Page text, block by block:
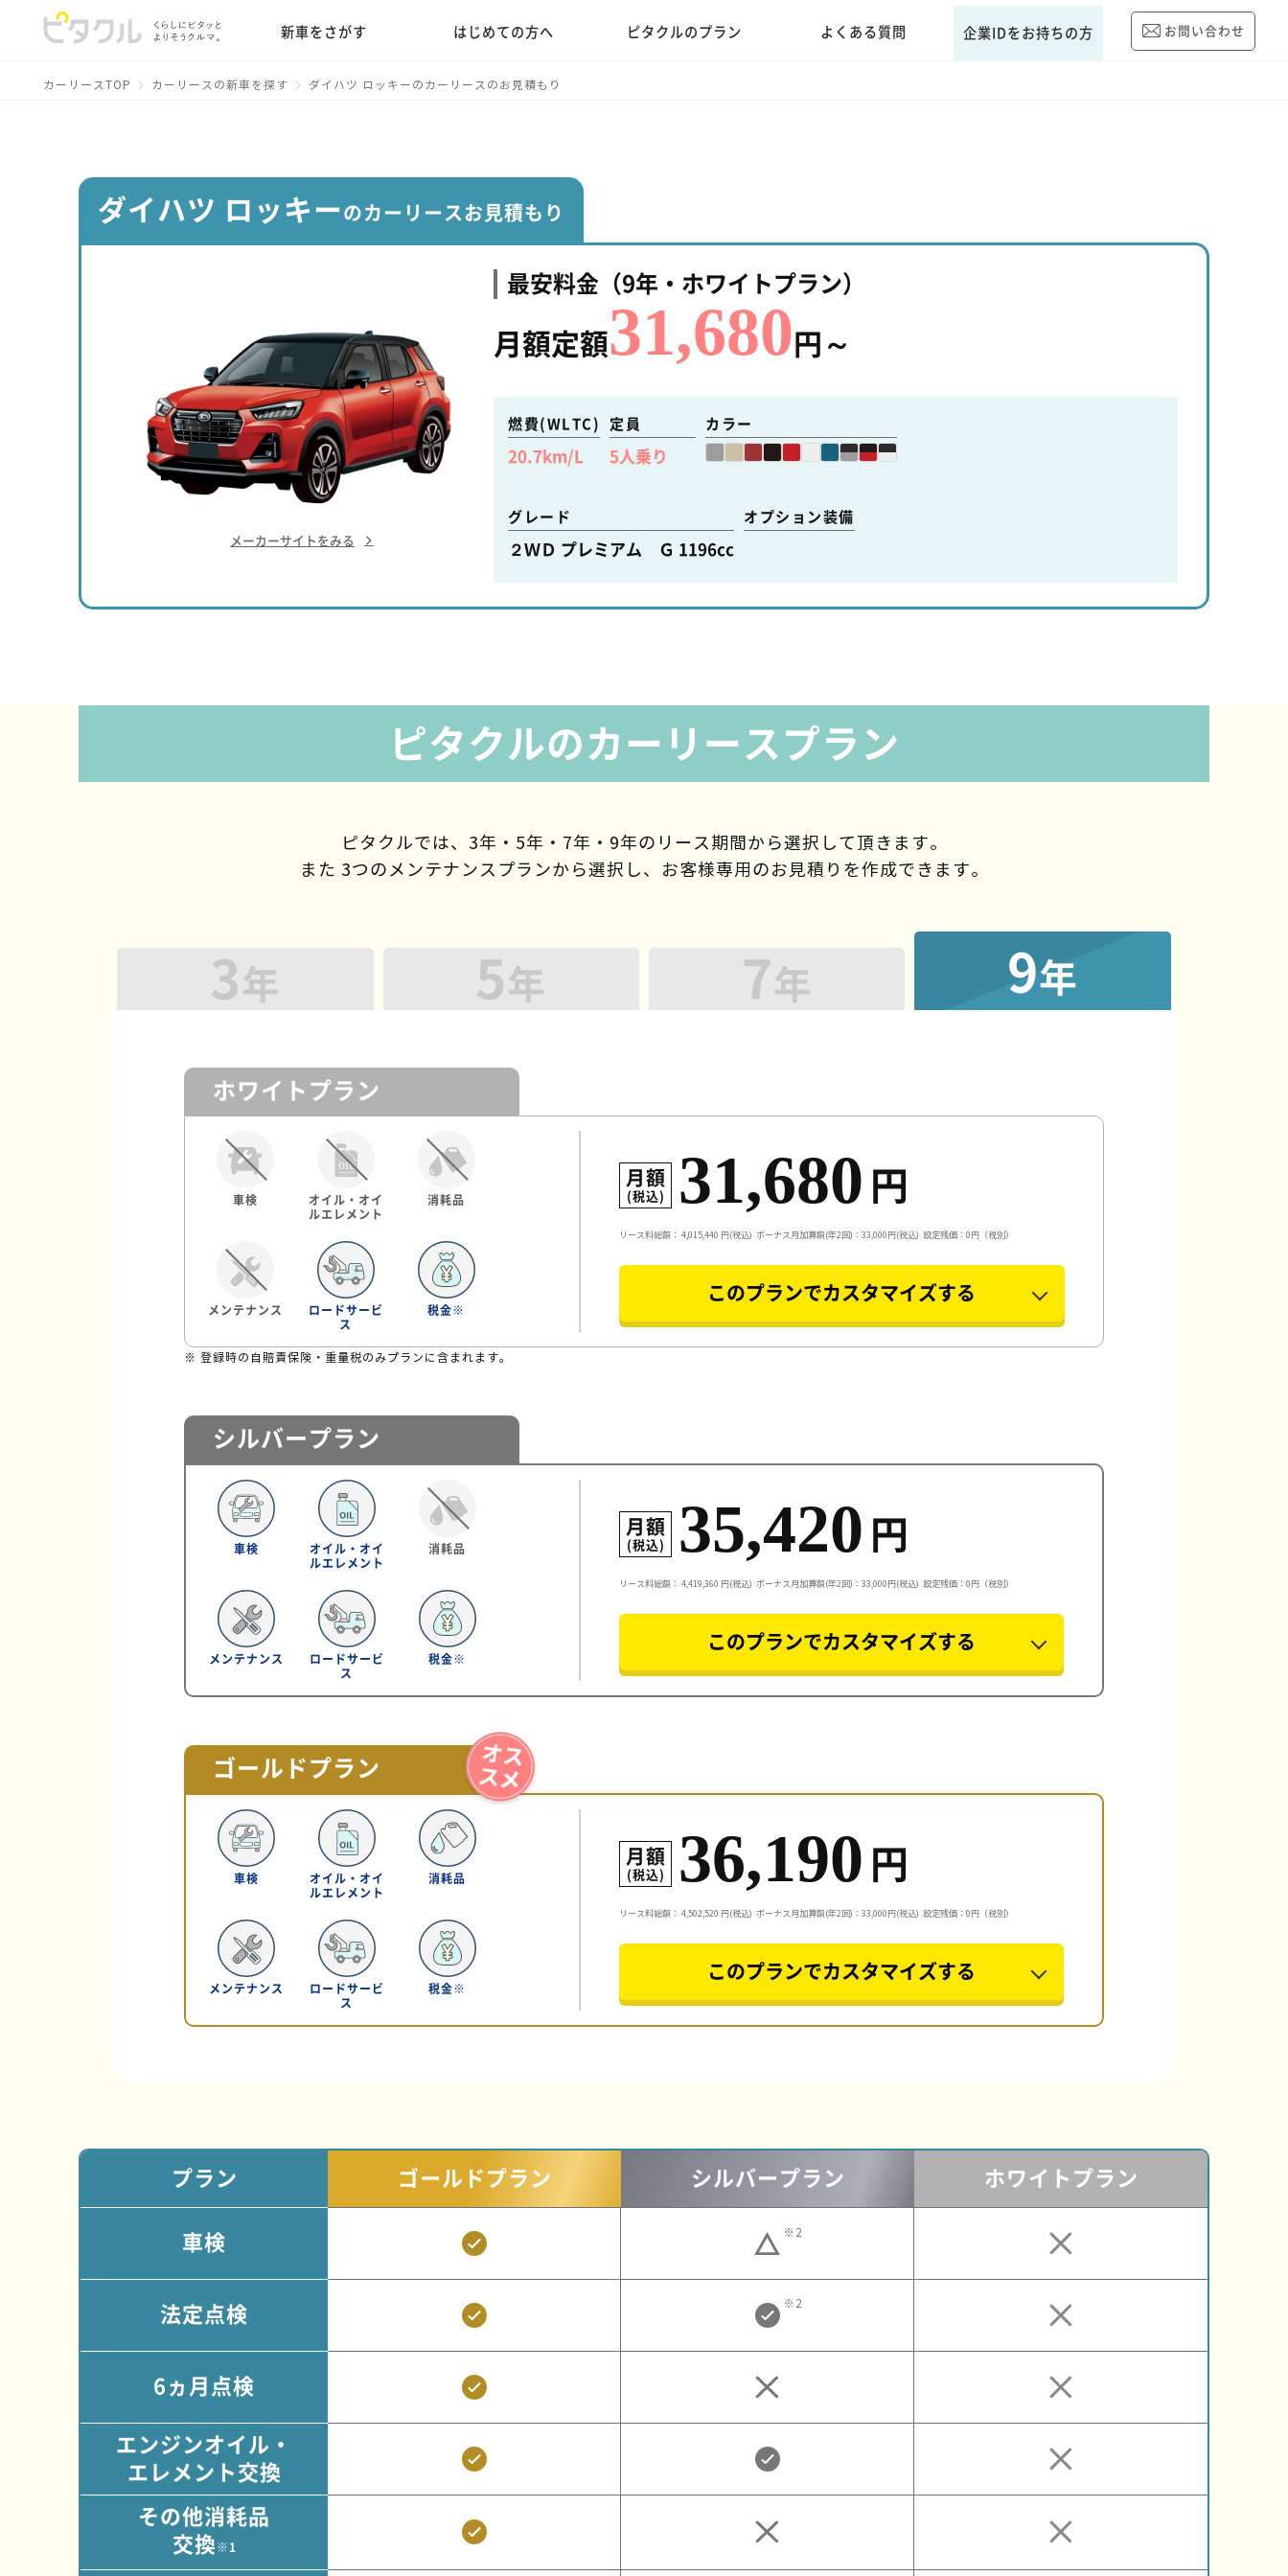
新車をさがす はじめての方へ ピタクルのプラン よくある質問 企業IDをお持ちの方 お問い合わせ
カーリースTOP カーリースの新車を探す ダイハツ ロッキーのカーリースのお見積もり
ダイハツ ロッキー のカーリースお見積もり
メーカーサイトをみる
最安料金（9年・ホワイトプラン）
月額定額31,680 円～
燃費(WLTC)
20.7km/L
定員
5 人乗り
カラー
グレード
２ＷＤ プレミアム Ｇ 1196cc
オプション装備
ピタクルのカーリースプラン
ピタクルでは、3年・5年・7年・9年の リース期間から選択して頂きます。
また 3つのメンテナンスプランから選択し、
お客様専用のお見積りを作成できます。
3年 5年 7年 9年
ホワイトプラン
車検
オイル・オイ
ルエレメント
消耗品
メンテナンス
ロードサービ
ス
税金※
月額
(税込) 31,680 円
リース料総額： 4,015,440 円(税込) ボーナス月加算額(年2回)：33,000円(税込) 設定残価：0円（税別）
このプランでカスタマイズする
※ 登録時の自賠責保険・重量税のみプランに含まれます。
シルバープラン
車検
オイル・オイ
ルエレメント
消耗品
メンテナンス
ロードサービ
ス
税金※
月額
(税込) 35,420 円
リース料総額： 4,419,360 円(税込) ボーナス月加算額(年2回)：33,000円(税込) 設定残価：0円（税別）
このプランでカスタマイズする
ゴールドプラン
車検
オイル・オイ
ルエレメント
消耗品
メンテナンス
ロードサービ
ス
税金※
月額
(税込) 36,190 円
リース料総額： 4,502,520 円(税込) ボーナス月加算額(年2回)：33,000円(税込) 設定残価：0円（税別）
このプランでカスタマイズする
プラン ゴールド プラン シルバー プラン ホワイト プラン
車検 ※2
法定点検
※2
6ヵ月点検
エンジンオイル・
エレメント交換
その他消耗品
交換 ※1